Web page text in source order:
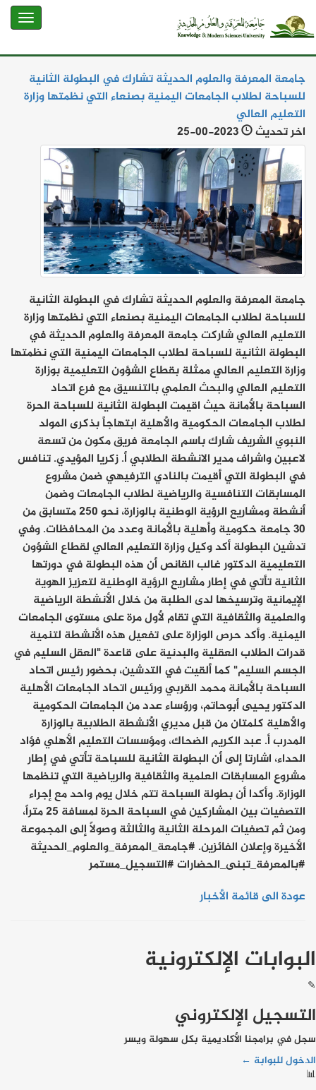
جامعة المعرفة والعلوم الحديثة تشارك في البطولة الثانية
للسباحة لطلاب الجامعات اليمنية بصنعاء التي نظمتها وزارة
التعليم العالي
اخر تحديث
جامعة المعرفة والعلوم الحديثة تشارك في البطولة الثانية
للسباحة لطلاب الجامعات اليمنية بصنعاء التي نظمتها وزارة
التعليم العالي شاركت جامعة المعرفة والعلوم الحديثة في
البطولة الثانية للسباحة لطلاب الجامعات اليمنية التي نظمتها
وزارة التعليم العالي ممثلة بقطاع الشؤون التعليمية بوزارة
التعليم العالي والبحث العلمي بالتنسيق مع فرع اتحاد
السباحة بالأمانة حيث اقيمت البطولة الثانية للسباحة الحرة
لطلاب الجامعات الحكومية والأهلية ابتهاجاً بذكرى المولد
النبوي الشريف شارك باسم الجامعة فريق مكون من تسعة
لاعبين واشراف مدير الانشطة الطلابي أ. زكريا المؤيدي. تنافس
في البطولة التي أقيمت بالنادي الترفيهي ضمن مشروع
المسابقات التنافسية والرياضية لطلاب الجامعات وضمن
أنشطة ومشاريع الرؤية الوطنية بالوزارة، نحو 250 متسابق من
30 جامعة حكومية وأهلية بالأمانة وعدد من المحافظات. وفي
تدشين البطولة أكد وكيل وزارة التعليم العالي لقطاع الشؤون
التعليمية الدكتور غالب القانص أن هذه البطولة في دورتها
الثانية تأتي في إطار مشاريع الرؤية الوطنية لتعزيز الهوية
الإيمانية وترسيخها لدى الطلبة من خلال الأنشطة الرياضية
والعلمية والثقافية التي تقام لأول مرة على مستوى الجامعات
اليمنية. وأكد حرص الوزارة على تفعيل هذه الأنشطة لتنمية
قدرات الطلاب العقلية والبدنية على قاعدة "العقل السليم في
الجسم السليم" كما ألقيت في التدشين، بحضور رئيس اتحاد
السباحة بالأمانة محمد القربي ورئيس اتحاد الجامعات الأهلية
الدكتور يحيى أبوحاتم، ورؤساء عدد من الجامعات الحكومية
والأهلية كلمتان من قبل مديري الأنشطة الطلابية بالوزارة
المدرب أ. عبد الكريم الضحاك، ومؤسسات التعليم الأهلي فؤاد
الحداء، اشارتا إلى أن البطولة الثانية للسباحة تأتي في إطار
مشروع المسابقات العلمية والثقافية والرياضية التي تنظمها
الوزارة. وأكدا أن بطولة السباحة تتم خلال يوم واحد مع إجراء
التصفيات بين المشاركين في السباحة الحرة لمسافة 25 متراً،
ومن ثم تصفيات المرحلة الثانية والثالثة وصولاً إلى المجموعة
الأخيرة وإعلان الفائزين. #جامعة_المعرفة_والعلوم_الحديثة
#بالمعرفة_تبنى_الحضارات #التسجيل_مستمر
عودة الى قائمة الأخبار
البوابات الإلكترونية
✎
التسجيل الإلكتروني
سجل في برامجنا الأكاديمية بكل سهولة ويسر
الدخول للبوابة ←
📊